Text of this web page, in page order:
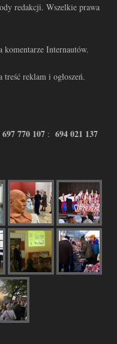
redakcji. Wszelkie prawa
komentarze Internautów.
reklam i ogłoszeń.
697 770 107 : 694 021 137